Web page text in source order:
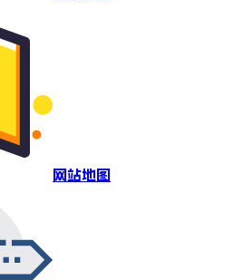
网站地图